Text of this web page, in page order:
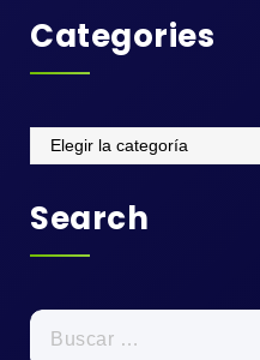
Categories
Categories
Search
Buscar: